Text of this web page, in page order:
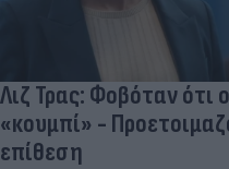
Λιζ Τρας: Φοβόταν ότι
«κουμπί» -
επίθεση